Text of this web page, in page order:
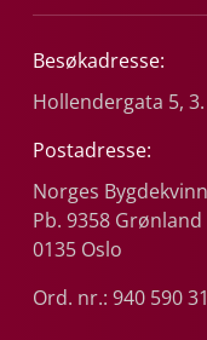
Besøkadresse:
Hollendergata 5,
Postadresse:
Norges
Pb. 9358 Grønland
0135 Oslo
Ord. nr.: 940 590